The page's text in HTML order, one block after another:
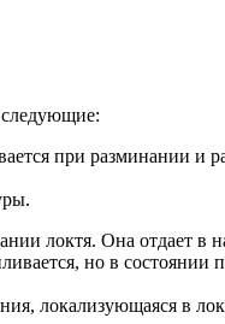
следующие:
при разминании
локтя. Она
но в состоянии
локализующаяся в